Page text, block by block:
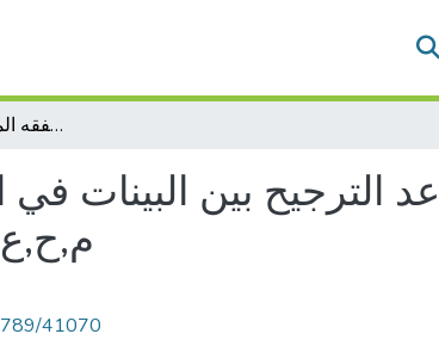
قواعد الترجيح بين البينات في المجال العقاري -دراسة تفصيلية للمادة الثالثة من م,ح,ع, على ضوء أحكام الفقه المالكي والعمل القضائي
الترجيح بين البينات
41070